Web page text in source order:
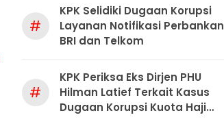
#
KPK Selidiki Dugaan Korupsi
Layanan Notifikasi Perbankan
BRI dan Telkom
#
KPK Periksa Eks Dirjen PHU
Hilman Latief Terkait Kasus
Dugaan Korupsi Kuota Haji